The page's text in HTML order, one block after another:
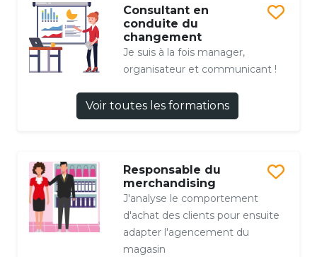
Consultant en
conduite du
changement
Je suis à la fois manager,
organisateur et communicant !
Voir toutes les formations
Responsable du
merchandising
J'analyse le comportement
d'achat des clients pour ensuite
adapter l'agencement du
magasin